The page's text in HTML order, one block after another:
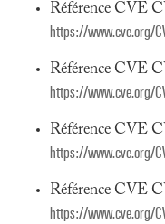
Référence CVE
https://www.cve.org/
Référence CVE
https://www.cve.org/
Référence CVE
https://www.cve.org/
Référence CVE
https://www.cve.org/